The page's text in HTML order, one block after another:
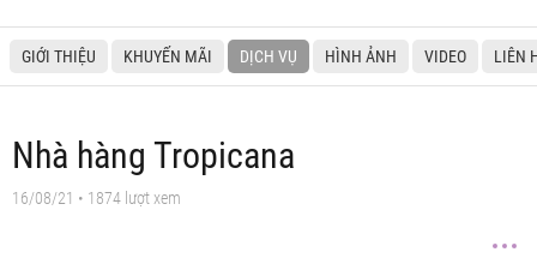
GIỚI THIỆU KHUYẾN MÃI DỊCH VỤ HÌNH ẢNH VIDEO LIÊN
Nhà hàng Tropicana
16/08/21 • 1874 lượt xem